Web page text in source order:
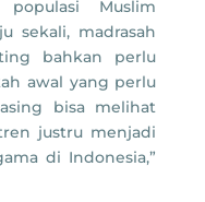
Muslim
sekali, madrasah
bahkan perlu
awal yang perlu
bisa melihat
justru menjadi
di Indonesia,”